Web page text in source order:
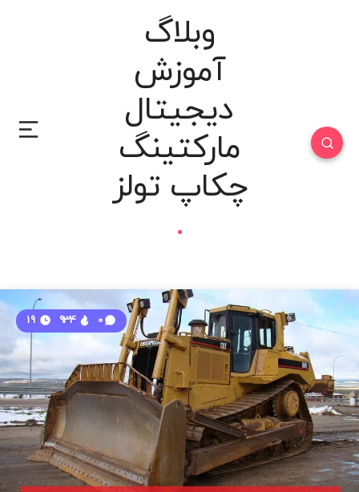
وبلاگ
آموزش
دیجیتال
مارکتینگ
چکاپ تولز
0
934